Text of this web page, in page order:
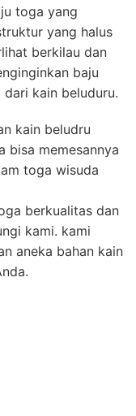
toga yang
yang halus
berkilau dan
baju
kain beluduru.
kain beludru
bisa memesannya
toga wisuda
berkualitas dan
kami. kami
aneka bahan kain